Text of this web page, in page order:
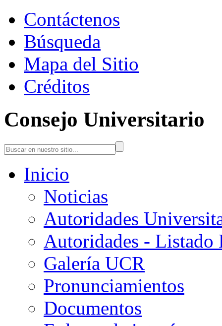
Contáctenos
Búsqueda
Mapa del Sitio
Créditos
Consejo Universitario
Inicio
Noticias
Autoridades
Autoridades - Listado
Galería UCR
Pronunciamientos
Documentos